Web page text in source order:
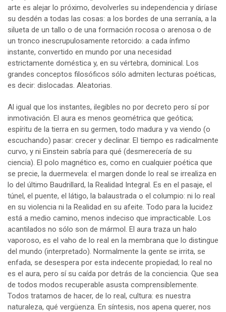
arte es alejar lo próximo, devolverles su independencia y diríase
su desdén a todas las cosas: a los bordes de una serranía, a la
silueta de un tallo o de una formación rocosa o arenosa o de
un tronco inescrupulosamente retorcido: a cada ínfimo
instante, convertido en mundo por una necesidad
estrictamente doméstica y, en su vértebra, dominical. Los
grandes conceptos filosóficos sólo admiten lecturas poéticas,
es decir: dislocadas. Aleatorias.
Al igual que los instantes, ilegibles no por decreto pero sí por
inmotivación. El aura es menos geométrica que geótica;
espíritu de la tierra en su germen, todo madura y va viendo (o
escuchando) pasar: crecer y declinar. El tiempo es radicalmente
curvo, y ni Einstein sabría para qué (desmerecería de su
ciencia). El polo magnético es, como en cualquier poética que
se precie, la duermevela: el margen donde lo real se irrealiza en
lo del último Baudrillard, la Realidad Integral. Es en el pasaje, el
túnel, el puente, el látigo, la balaustrada o el columpio: ni lo real
en su violencia ni la Realidad en su afeite. Todo para la lucidez
está a medio camino, menos indeciso que impracticable. Los
acantilados no sólo son de mármol. El aura traza un halo
vaporoso, es el vaho de lo real en la membrana que lo distingue
del mundo (interpretado). Normalmente la gente se irrita, se
enfada, se desespera por esta indecente propiedad; lo real no
es el aura, pero sí su caída por detrás de la conciencia. Que sea
de todos modos recuperable asusta comprensiblemente.
Todos tratamos de hacer, de lo real, cultura: es nuestra
naturaleza, qué vergüenza. En síntesis, nos apena querer, nos